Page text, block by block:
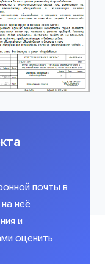
почты в
неё
и
оценить